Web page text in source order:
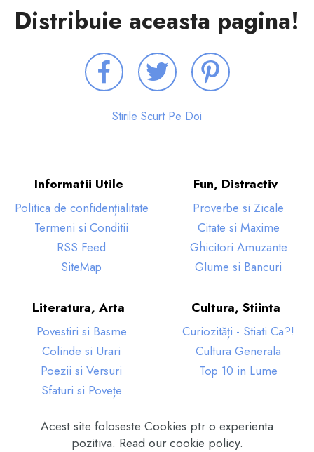
Distribuie aceasta pagina!
Stirile Scurt Pe Doi
Informatii Utile
Politica de confidențialitate
Termeni si Conditii
RSS Feed
SiteMap
Fun, Distractiv
Proverbe si Zicale
Citate si Maxime
Ghicitori Amuzante
Glume si Bancuri
Literatura, Arta
Povestiri si Basme
Colinde si Urari
Poezii si Versuri
Sfaturi si Povețe
Cultura, Stiinta
Curiozități - Stiati Ca?!
Cultura Generala
Top 10 in Lume
© Copyright 2024 EduCultura. Toate Drepturile
Rezervate.
Acest site foloseste Cookies ptr o experienta
pozitiva. Read ourcookie policy.